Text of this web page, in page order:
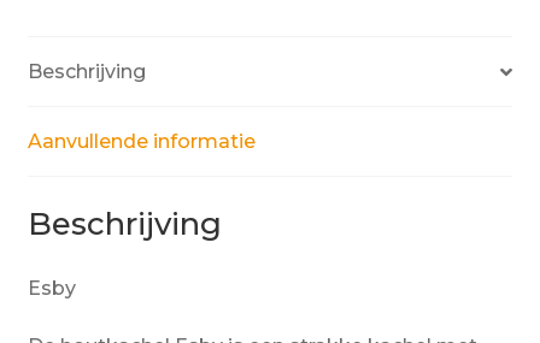
Beschrijving
Aanvullende informatie
Beschrijving
Esby